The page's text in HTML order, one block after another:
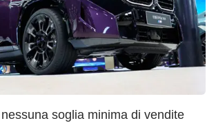
soglia minima di vendite